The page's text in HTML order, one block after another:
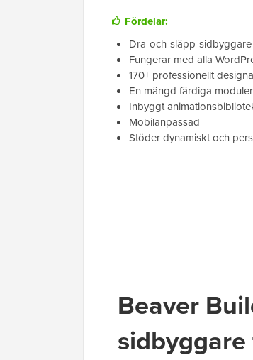
Fördelar:
Dra-och-släpp-sidbyggare
Fungerar med alla
170+ professionellt
En mängd färdiga moduler
Inbyggt
Mobilanpassad
Stöder dynamiskt och
Beaver